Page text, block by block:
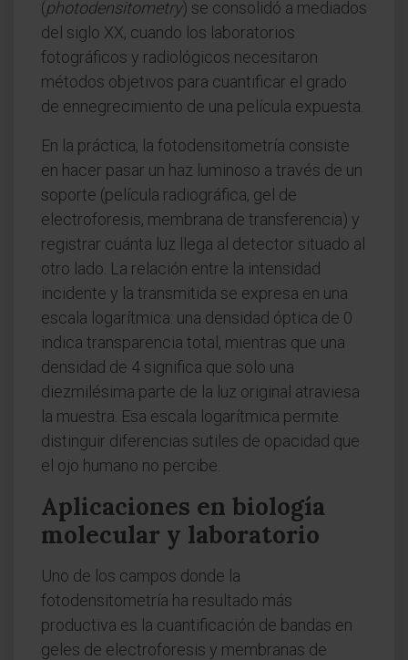
(photodensitometry) se consolidó a mediados
del siglo XX, cuando los laboratorios
fotográficos y radiológicos necesitaron
métodos objetivos para cuantificar el grado
de ennegrecimiento de una película expuesta.
En la práctica, la fotodensitometría consiste
en hacer pasar un haz luminoso a través de un
soporte (película radiográfica, gel de
electroforesis, membrana de transferencia) y
registrar cuánta luz llega al detector situado al
otro lado. La relación entre la intensidad
incidente y la transmitida se expresa en una
escala logarítmica: una densidad óptica de 0
indica transparencia total, mientras que una
densidad de 4 significa que solo una
diezmilésima parte de la luz original atraviesa
la muestra. Esa escala logarítmica permite
distinguir diferencias sutiles de opacidad que
el ojo humano no percibe.
Aplicaciones en biología
molecular y laboratorio
Uno de los campos donde la
fotodensitometría ha resultado más
productiva es la cuantificación de bandas en
geles de electroforesis y membranas de